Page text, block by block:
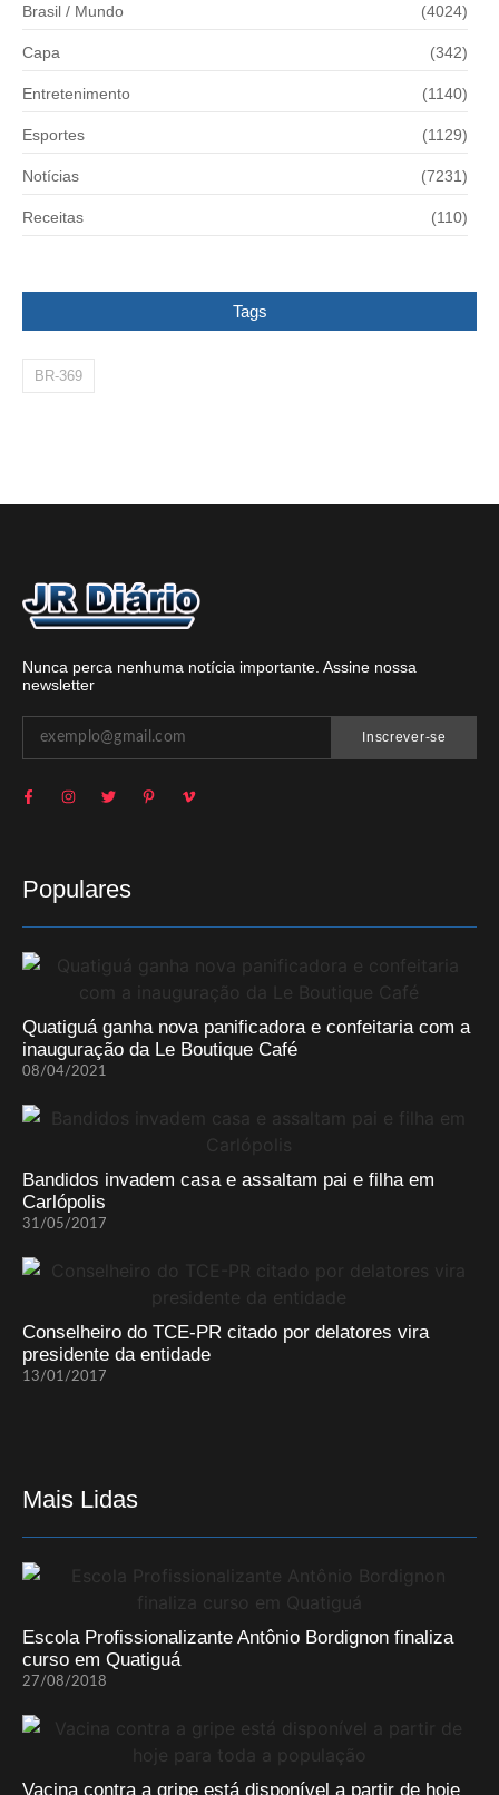
Brasil / Mundo (4024)
Capa (342)
Entretenimento (1140)
Esportes (1129)
Notícias (7231)
Receitas (110)
Tags
BR-369
Nunca perca nenhuma notícia importante. Assine nossa
newsletter
Inscrever-se
Populares
Quatiguá ganha nova panificadora e confeitaria com a
inauguração da Le Boutique Café
08/04/2021
Bandidos invadem casa e assaltam pai e filha em
Carlópolis
31/05/2017
Conselheiro do TCE-PR citado por delatores vira
presidente da entidade
13/01/2017
Mais Lidas
Escola Profissionalizante Antônio Bordignon finaliza
curso em Quatiguá
27/08/2018
Vacina contra a gripe está disponível a partir de hoje